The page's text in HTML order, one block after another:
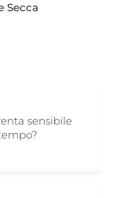
Secca
sensibile